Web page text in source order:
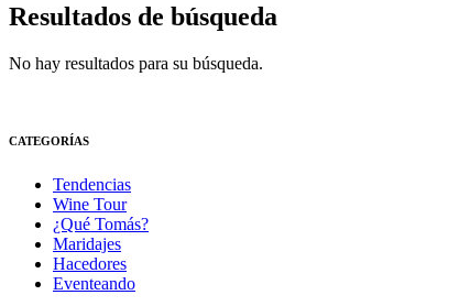
Resultados de búsqueda
No hay resultados para su búsqueda.
CATEGORÍAS
Tendencias
Wine Tour
¿Qué Tomás?
Maridajes
Hacedores
Eventeando